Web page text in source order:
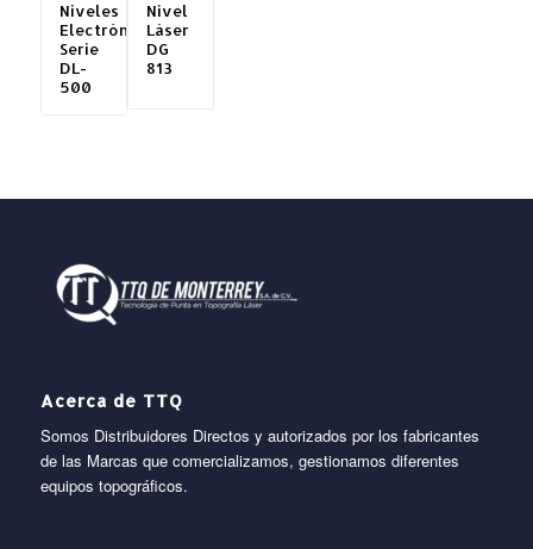
Niveles
Electrónicos
Serie
DL-
500
Nivel
Láser
DG
813
Acerca de TTQ
Somos Distribuidores Directos y autorizados por los fabricantes
de las Marcas que comercializamos, gestionamos diferentes
equipos topográficos.